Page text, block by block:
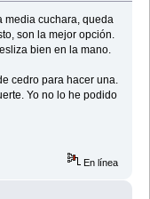
media cuchara, queda
son la mejor opción.
bien en la mano.
cedro para hacer una.
Yo no lo he podido
En línea